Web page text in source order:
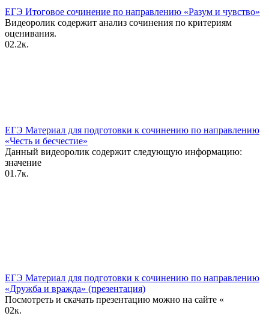
ЕГЭ Итоговое сочинение по направлению «Разум и чувство»
Видеоролик содержит анализ сочинения по критериям
оценивания.
02.2к.
ЕГЭ Материал для подготовки к сочинению по направлению
«Честь и бесчестие»
Данный видеоролик содержит следующую информацию:
значение
01.7к.
ЕГЭ Материал для подготовки к сочинению по направлению
«Дружба и вражда» (презентация)
Посмотреть и скачать презентацию можно на сайте «
02к.